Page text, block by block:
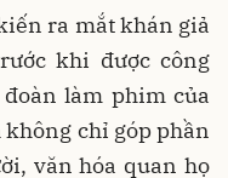
ra mắt khán giả
khi được công
làm phim của
chỉ góp phần
văn hóa quan họ